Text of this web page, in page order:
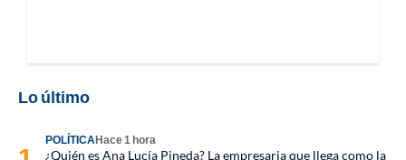
Lo último
POLÍTICAHace 1 hora
¿Quién es Ana Lucía Pineda? La empresaria que llega como la